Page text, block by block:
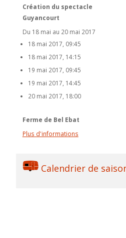
Création du spectacle
Guyancourt
Du 18 mai au 20 mai 2017
18 mai 2017, 09:45
18 mai 2017, 14:15
19 mai 2017, 09:45
19 mai 2017, 14:45
20 mai 2017, 18:00
Ferme de Bel Ebat
Plus d'informations
Calendrier de